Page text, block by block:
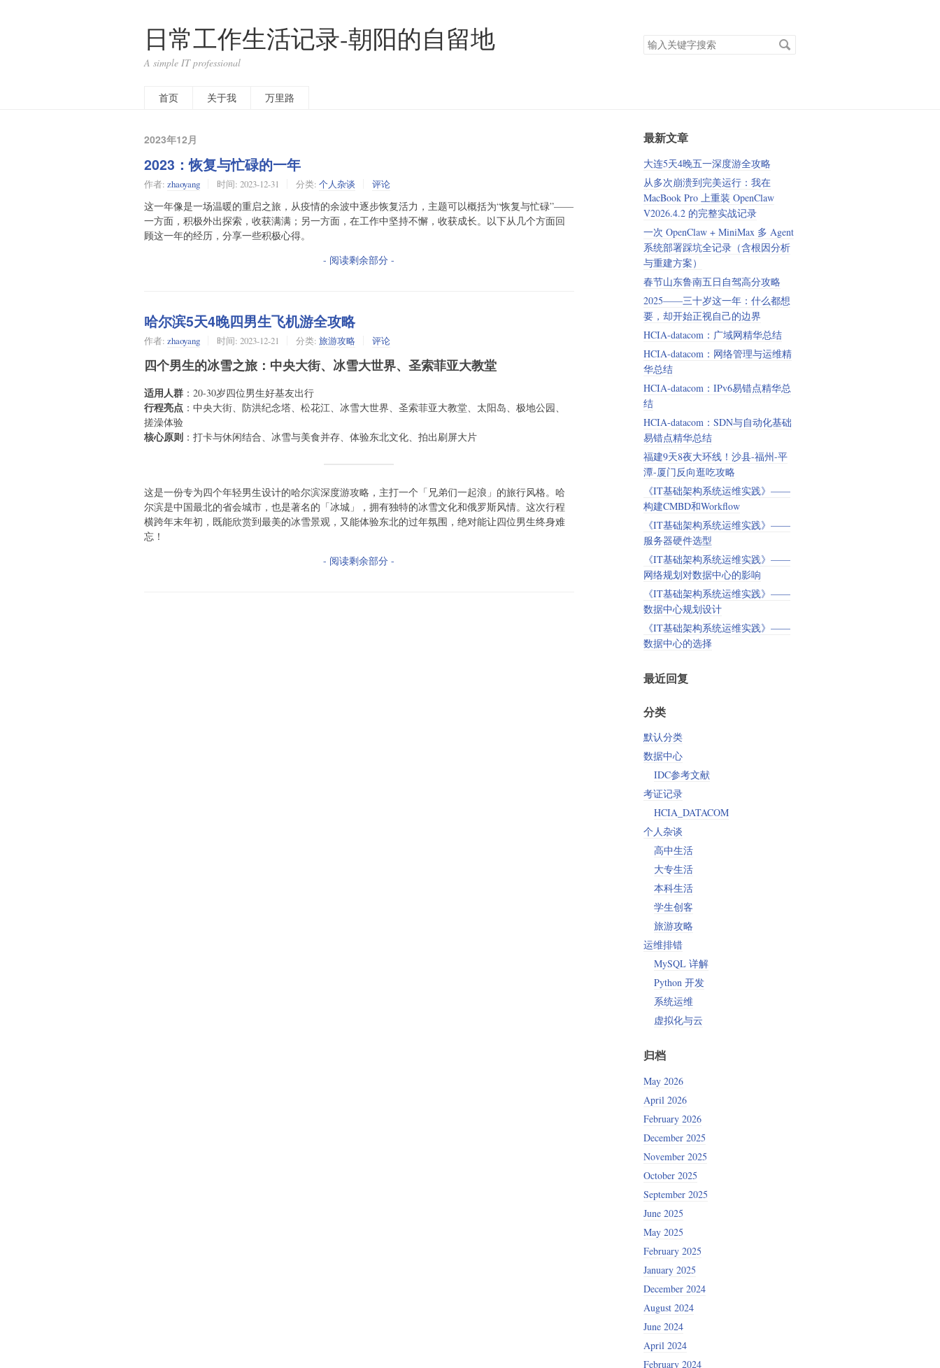
日常工作生活记录-朝阳的自留地
A simple IT professional
搜
索
首页
关于我 万里路
2023年12月
2023：恢复与忙碌的一年
作者: zhaoyang 时间: 2023-12-31 分类: 个人杂谈 评论
这一年像是一场温暖的重启之旅，从疫情的余波中逐步恢复活力，主题可以概括为“恢复与忙碌”——
一方面，积极外出探索，收获满满；另一方面，在工作中坚持不懈，收获成长。以下从几个方面回
顾这一年的经历，分享一些积极心得。
- 阅读剩余部分 -
哈尔滨5天4晚四男生飞机游全攻略
作者: zhaoyang 时间: 2023-12-21 分类: 旅游攻略 评论
四个男生的冰雪之旅：中央大街、冰雪大世界、圣索菲亚大教堂
适用人群 ：20-30岁四位男生好基友出行
行程亮点 ：中央大街、防洪纪念塔、松花江、冰雪大世界、圣索菲亚大教堂、太阳岛、极地公园、
搓澡体验
核心原则 ：打卡与休闲结合、冰雪与美食并存、体验东北文化、拍出刷屏大片
这是一份专为四个年轻男生设计的哈尔滨深度游攻略，主打一个「兄弟们一起浪」的旅行风格。哈
尔滨是中国最北的省会城市，也是著名的「冰城」，拥有独特的冰雪文化和俄罗斯风情。这次行程
横跨年末年初，既能欣赏到最美的冰雪景观，又能体验东北的过年氛围，绝对能让四位男生终身难
忘！
- 阅读剩余部分 -
最新文章
大连5天4晚五一深度游全攻略
从多次崩溃到完美运行：我在
MacBook Pro 上重装 OpenClaw
V2026.4.2 的完整实战记录
一次 OpenClaw + MiniMax 多 Agent
系统部署踩坑全记录（含根因分析
与重建方案）
春节山东鲁南五日自驾高分攻略
2025——三十岁这一年：什么都想
要，却开始正视自己的边界
HCIA-datacom：广域网精华总结
HCIA-datacom：网络管理与运维精
华总结
HCIA-datacom：IPv6易错点精华总
结
HCIA-datacom：SDN与自动化基础
易错点精华总结
福建9天8夜大环线！沙县-福州-平
潭-厦门反向逛吃攻略
《IT基础架构系统运维实践》——
构建CMBD和Workflow
《IT基础架构系统运维实践》——
服务器硬件选型
《IT基础架构系统运维实践》——
网络规划对数据中心的影响
《IT基础架构系统运维实践》——
数据中心规划设计
《IT基础架构系统运维实践》——
数据中心的选择
最近回复
分类
默认分类
数据中心
IDC参考文献
考证记录
HCIA_DATACOM
个人杂谈
高中生活
大专生活
本科生活
学生创客
旅游攻略
运维排错
MySQL 详解
Python 开发
系统运维
虚拟化与云
归档
May 2026
April 2026
February 2026
December 2025
November 2025
October 2025
September 2025
June 2025
May 2025
February 2025
January 2025
December 2024
August 2024
June 2024
April 2024
February 2024